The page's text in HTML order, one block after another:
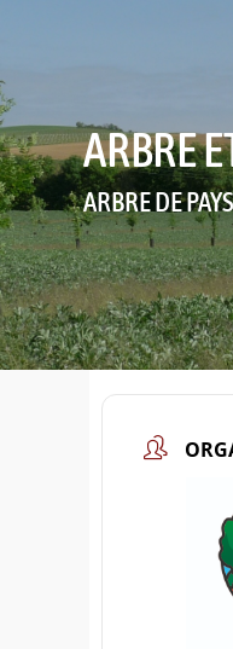
ARBRE
ARBRE DE